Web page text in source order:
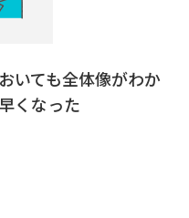
いても全体像がわか
くなった